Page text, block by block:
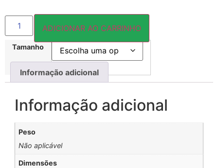
Tamanho
ADICIONAR AO CARRINHO
Informação adicional
Informação adicional
Peso
Não aplicável
Dimensões